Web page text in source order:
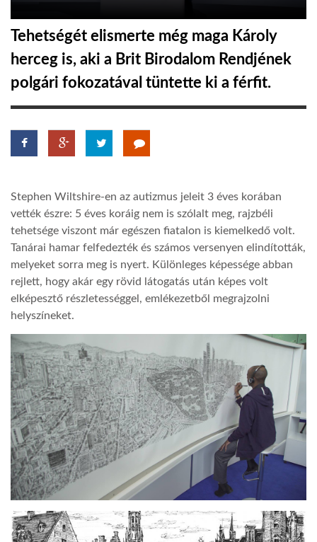
LINKTR.EE
GLOBOZSARU
DOBRAVERO.HU
Tehetségét elismerte még maga Károly
herceg is, aki a Brit Birodalom Rendjének
polgári fokozatával tüntette ki a férfit.
Stephen Wiltshire-en az autizmus jeleit 3 éves korában
vették észre: 5 éves koráig nem is szólalt meg, rajzbéli
tehetsége viszont már egészen fiatalon is kiemelkedő volt.
Tanárai hamar felfedezték és számos versenyen elindították,
melyeket sorra meg is nyert. Különleges képessége abban
rejlett, hogy akár egy rövid látogatás után képes volt
elképesztő részletességgel, emlékezetből megrajzolni
helyszíneket.